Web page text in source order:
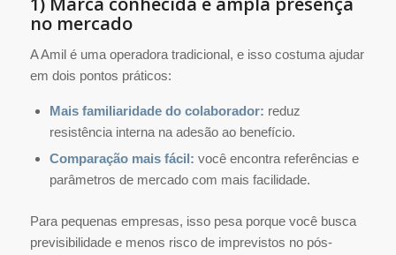
no mercado
A Amil é uma operadora tradicional, e isso costuma ajudar
em dois pontos práticos:
Mais familiaridade do colaborador: reduz
resistência interna na adesão ao benefício.
Comparação mais fácil: você encontra referências e
parâmetros de mercado com mais facilidade.
Para pequenas empresas, isso pesa porque você busca
previsibilidade e menos risco de imprevistos no pós-